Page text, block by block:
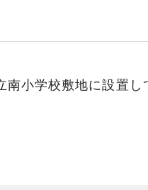
南小学校敷地に設置